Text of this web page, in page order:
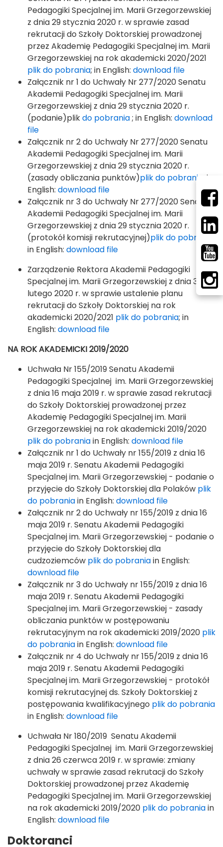
Doktoranci
Pedagogiki Specjalnej im. Marii Grzegorzewskiej
z dnia 29 stycznia 2020 r. w sprawie zasad
rekrutacji do Szkoły Doktorskiej prowadzonej
przez Akademię Pedagogiki Specjalnej im. Marii
Grzegorzewskiej na rok akademicki 2020/2021
plik do pobrania; in English: download file
Załącznik nr 1 do Uchwały Nr 277/2020 Senatu
Akademii Pedagogiki Specjalnej im. Marii
Grzegorzewskiej z dnia 29 stycznia 2020 r.
(podanie)plikdo pobrania; in English: download
file
Załącznik nr 2 do Uchwały Nr 277/2020 Senatu
Akademii Pedagogiki Specjalnej im. Marii
Grzegorzewskiej z dnia 29 stycznia 2020 r.
(zasady obliczania punktów)plik do pobrania ; in
English: download file
Załącznik nr 3 do Uchwały Nr 277/2020 Senatu
Akademii Pedagogiki Specjalnej im. Marii
Grzegorzewskiej z dnia 29 stycznia 2020 r.
(protokół komisji rekrutacyjnej)plik do pobrania;
in English: download file
Zarządzenie Rektora Akademii Pedagogiki
Specjalnej im. Marii Grzegorzewskiej z dnia 3
lutego 2020 r. w sprawie ustalenie planu
rekrutacji do Szkoły Doktorskiej na rok
akademicki 2020/2021 plik do pobrania; in
English: download file
NA ROK AKADEMICKI 2019/2020
Uchwała Nr 155/2019 Senatu Akademii
Pedagogiki Specjalnej im. Marii Grzegorzewskiej
z dnia 16 maja 2019 r. w sprawie zasad rekrutacji
do Szkoły Doktorskiej prowadzonej przez
Akademię Pedagogiki Specjalnej im. Marii
Grzegorzewskiej na rok akademicki 2019/2020
plik do pobraniain English: download file
Załącznik nr 1 do Uchwały nr 155/2019 z dnia 16
maja 2019 r. Senatu Akademii Pedagogiki
Specjalnej im. Marii Grzegorzewskiej - podanie o
przyjęcie do Szkoły Doktorskiej dla Polaków plik
do pobraniain English: download file
Załącznik nr 2 do Uchwały nr 155/2019 z dnia 16
maja 2019 r. Senatu Akademii Pedagogiki
Specjalnej im. Marii Grzegorzewskiej - podanie o
przyjęcie do Szkoły Doktorskiej dla
cudzoziemców plik do pobraniain English:
download file
Załącznik nr 3 do Uchwały nr 155/2019 z dnia 16
maja 2019 r. Senatu Akademii Pedagogiki
Specjalnej im. Marii Grzegorzewskiej - zasady
obliczania punktów w postępowaniu
rekrutacyjnym na rok akademicki 2019/2020 plik
do pobraniain English: download file
Załącznik nr 4 do Uchwały nr 155/2019 z dnia 16
maja 2019 r. Senatu Akademii Pedagogiki
Specjalnej im. Marii Grzegorzewskiej - protokół
komisji rekrutacyjnej ds. Szkoły Doktorskiej z
postępowania kwalifikacyjnego plik do pobrania
in English: download file
Uchwała Nr 180/2019 Senatu Akademii
Pedagogiki Specjalnej im. Marii Grzegorzewskiej
z dnia 26 czerwca 2019 r. w sprawie: zmiany
uchwały w sprawie zasad rekrutacji do Szkoły
Doktorskiej prowadzonej przez Akademię
Pedagogiki Specjalnej im. Marii Grzegorzewskiej
na rok akademicki 2019/2020 plik do pobraniain
English: download file